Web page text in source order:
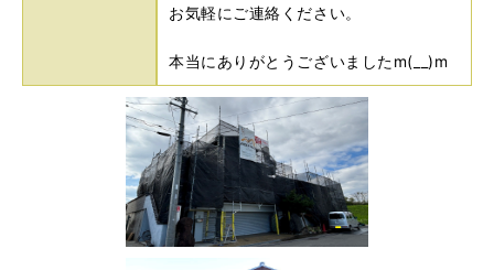
お気軽にご連絡ください。
本当にありがとうございましたm(__)m